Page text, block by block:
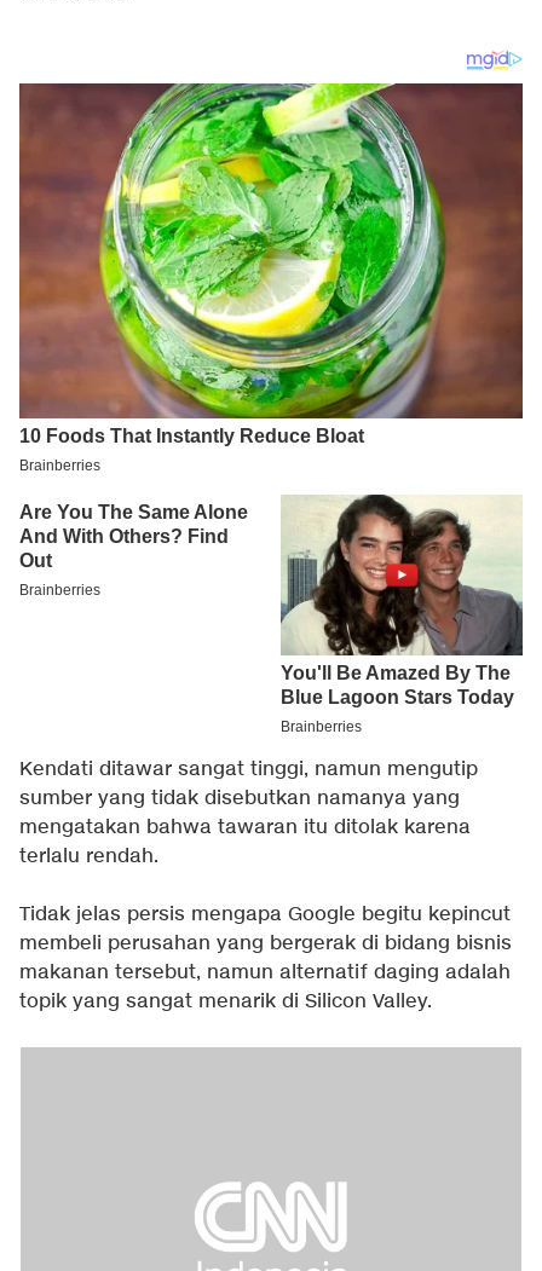
Kendati ditawar sangat tinggi, namun mengutip
sumber yang tidak disebutkan namanya yang
mengatakan bahwa tawaran itu ditolak karena
terlalu rendah.
Tidak jelas persis mengapa Google begitu kepincut
membeli perusahan yang bergerak di bidang bisnis
makanan tersebut, namun alternatif daging adalah
topik yang sangat menarik di Silicon Valley.